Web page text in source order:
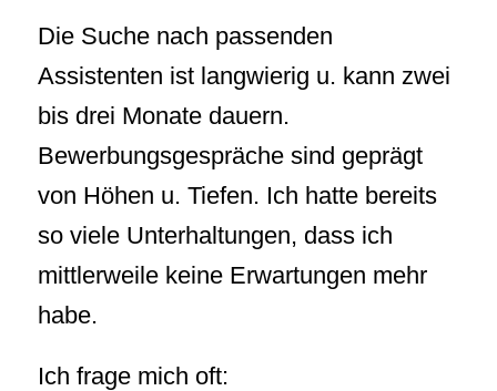
Die Suche nach passenden
Assistenten ist langwierig u. kann zwei
bis drei Monate dauern.
Bewerbungsgespräche sind geprägt
von Höhen u. Tiefen. Ich hatte bereits
so viele Unterhaltungen, dass ich
mittlerweile keine Erwartungen mehr
habe.
Ich frage mich oft: